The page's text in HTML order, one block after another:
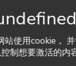
站使用cookie，
制想要激活的内
采购订单, Paiement
查, 欧洲卡/万事达卡,